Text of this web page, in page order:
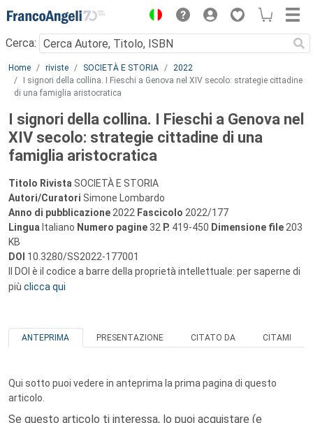
Menu
Cerca:
Main content
Home riviste SOCIETÀ E STORIA
2022
I signori della collina. I Fieschi a Genova nel XIV secolo: strategie cittadine
di una famiglia aristocratica
I signori della collina. I Fieschi a Genova nel
XIV secolo: strategie cittadine di una
famiglia aristocratica
Titolo Rivista SOCIETÀ E STORIA
Autori/Curatori Simone Lombardo
Anno di pubblicazione 2022 Fascicolo 2022/177
Lingua Italiano Numero pagine 32 P. 419-450 Dimensione file 203
KB
DOI 10.3280/SS2022-177001
Il DOI è il codice a barre della proprietà intellettuale: per saperne di
più clicca qui
ANTEPRIMA PRESENTAZIONE CITATO DA CITAMI
Qui sotto puoi vedere in anteprima la prima pagina di questo
articolo.
Se questo articolo ti interessa, lo puoi acquistare (e